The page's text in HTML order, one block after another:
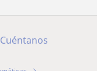
Cuéntanos